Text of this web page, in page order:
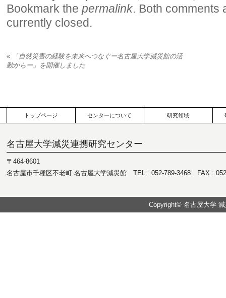
Bookmark the permalink. Both comments
currently closed.
«「自然災害の経験を未来へつなぐー名古屋大学減災館の活
動からー」を開催しました
トップページ センターについて 研究領域
名古屋大学減災連携研究センター
〒464-8601
名古屋市千種区不老町 名古屋大学減災館 TEL : 052-789-3468 FAX :
Copyright© 名古屋大学